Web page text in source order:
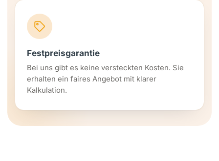
Festpreisgarantie
Bei uns gibt es keine versteckten Kosten. Sie
erhalten ein faires Angebot mit klarer
Kalkulation.